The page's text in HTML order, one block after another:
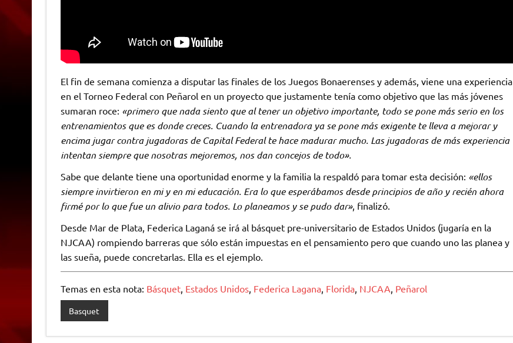
El fin de semana comienza a disputar las finales de los Juegos Bonaerenses y además, viene una experiencia
en el Torneo Federal con Peñarol en un proyecto que justamente tenía como objetivo que las más jóvenes
sumaran roce: «primero que nada siento que al tener un objetivo importante, todo se pone más serio en los
entrenamientos que es donde creces. Cuando la entrenadora ya se pone más exigente te lleva a mejorar y
encima jugar contra jugadoras de Capital Federal te hace madurar mucho. Las jugadoras de más experiencia
intentan siempre que nosotras mejoremos, nos dan concejos de todo».
Sabe que delante tiene una oportunidad enorme y la familia la respaldó para tomar esta decisión: «ellos
siempre invirtieron en mi y en mi educación. Era lo que esperábamos desde principios de año y recién ahora
firmé por lo que fue un alivio para todos. Lo planeamos y se pudo dar», finalizó.
Desde Mar de Plata, Federica Laganá se irá al básquet pre-universitario de Estados Unidos (jugaría en la
NJCAA) rompiendo barreras que sólo están impuestas en el pensamiento pero que cuando uno las planea y
las sueña, puede concretarlas. Ella es el ejemplo.
Temas en esta nota: Básquet, Estados Unidos, Federica Lagana, Florida, NJCAA, Peñarol
Basquet